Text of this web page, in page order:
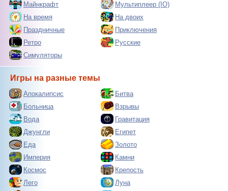
Майнкрафт
Мультиплеер (IO)
На время
На двоих
Праздничные
Приключения
Ретро
Русские
Симуляторы
Игры на разные темы
Апокалипсис
Битва
Больница
Взрывы
Вода
Гравитация
Джунгли
Египет
Еда
Золото
Империя
Камни
Космос
Крепость
Лего
Луна